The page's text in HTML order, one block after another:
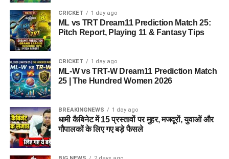
परिसर को आधुनिक सुविधाओं से लैस करने की योजना है। यहां आंगनबाड़ी
केंद्र भी खोले जाएंगे। जरूरत पड़ने पर प्राथमिक विद्यालय की सुविधा भी
उपलब्ध कराई जा सकती है। इस पहल का मकसद सिर्फ महिलाओं और
बच्चों को रहने की जगह देना नहीं, बल्कि उन्हें ऐसा वातावरण उपलब्ध कराना
है, जहां वे खुद को सुरक्षित, सम्मानित और परिवार का हिस्सा महसूस कर
सकें।
5 एकड़ जमीन की हो रही है तलाश
आलंबन गांव विकसित करने के लिए करीब 5 एकड़ जमीन की आवश्यकता
बताई गई है। विभाग की पहली प्राथमिकता देहरादून जिले या उसके
आसपास जमीन तलाशने की थी, लेकिन फिलहाल उपयुक्त जमीन उपलब्ध
नहीं हो पाई है। अब विभाग की ओर से हरिद्वार और आसपास के क्षेत्रों में
CRICKET 1 day ago
ML vs TRT Dream11 Prediction Match 25:
Pitch Report, Playing 11 & Fantasy Tips
CRICKET 1 day ago
ML-W vs TRT-W Dream11 Prediction Match
25 | The Hundred Women 2026
BREAKINGNEWS 1 day ago
धामी कैबिनेट में 15 प्रस्तावों पर मुहर, मजदूरों, युवाओं और
गौपालकों के लिए गए बड़े फैसले